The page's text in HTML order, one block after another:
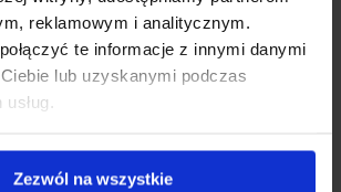
reklamowym i analitycznym.
te informacje z innymi danymi
lub uzyskanymi podczas
Zezwól na wszystkie